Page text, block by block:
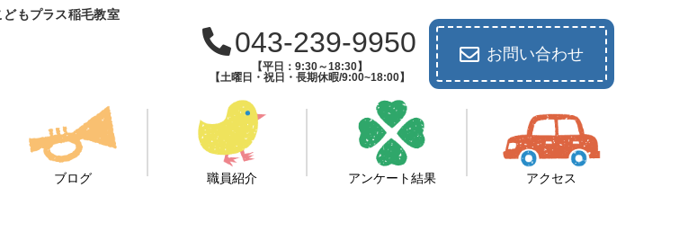
もプラス稲毛教室
043-239-9950
【平日：9:30～18:30】
【土曜日・祝日・長期休暇/9:00~18:00】
お問い合わせ
ブログ 職員紹介 アンケート結果 アクセス